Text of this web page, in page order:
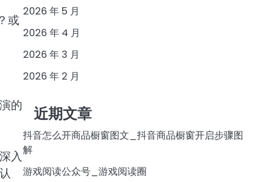
或
的
入
2026 年 5 月
2026 年 4 月
2026 年 3 月
2026 年 2 月
近期文章
抖音怎么开商品橱窗图文_抖音商品橱窗开启步骤图
解
游戏阅读公众号_游戏阅读圈